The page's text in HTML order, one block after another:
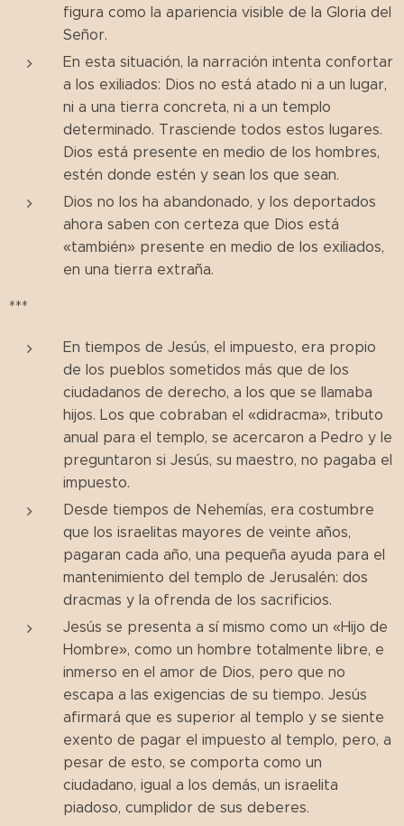
figura como la apariencia visible de la Gloria del
Señor.
En esta situación, la narración intenta confortar
a los exiliados: Dios no está atado ni a un lugar,
ni a una tierra concreta, ni a un templo
determinado. Trasciende todos estos lugares.
Dios está presente en medio de los hombres,
estén donde estén y sean los que sean.
Dios no los ha abandonado, y los deportados
ahora saben con certeza que Dios está
«también» presente en medio de los exiliados,
en una tierra extraña.
***
En tiempos de Jesús, el impuesto, era propio
de los pueblos sometidos más que de los
ciudadanos de derecho, a los que se llamaba
hijos. Los que cobraban el «didracma», tributo
anual para el templo, se acercaron a Pedro y le
preguntaron si Jesús, su maestro, no pagaba el
impuesto.
Desde tiempos de Nehemías, era costumbre
que los israelitas mayores de veinte años,
pagaran cada año, una pequeña ayuda para el
mantenimiento del templo de Jerusalén: dos
dracmas y la ofrenda de los sacrificios.
Jesús se presenta a sí mismo como un «Hijo de
Hombre», como un hombre totalmente libre, e
inmerso en el amor de Dios, pero que no
escapa a las exigencias de su tiempo. Jesús
afirmará que es superior al templo y se siente
exento de pagar el impuesto al templo, pero, a
pesar de esto, se comporta como un
ciudadano, igual a los demás, un israelita
piadoso, cumplidor de sus deberes.